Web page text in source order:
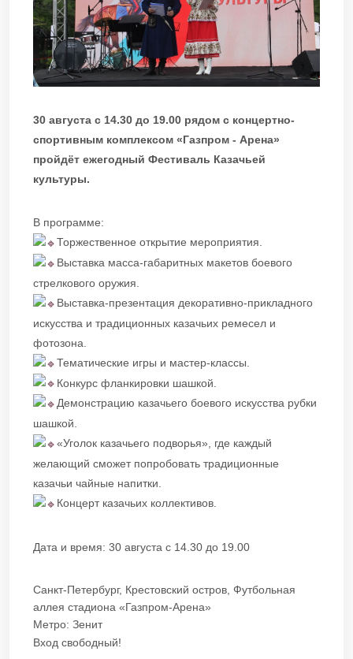
30 августа с 14.30 до 19.00 рядом с концертно-
спортивным комплексом «Газпром - Арена»
пройдёт ежегодный Фестиваль Казачьей
культуры.
В программе:
Торжественное открытие мероприятия.
Выставка масса-габаритных макетов боевого
стрелкового оружия.
Выставка-презентация декоративно-прикладного
искусства и традиционных казачьих ремесел и
фотозона.
Тематические игры и мастер-классы.
Конкурс фланкировки шашкой.
Демонстрацию казачьего боевого искусства рубки
шашкой.
«Уголок казачьего подворья», где каждый
желающий сможет попробовать традиционные
казачьи чайные напитки.
Концерт казачьих коллективов.
Дата и время: 30 августа с 14.30 до 19.00
Санкт-Петербург, Крестовский остров, Футбольная
аллея стадиона «Газпром-Арена»
Метро: Зенит
Вход свободный!